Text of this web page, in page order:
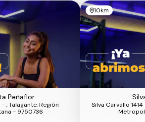
Peñaflor
- , Talagante, Región
- 9750736
10km
Silva Carvallo